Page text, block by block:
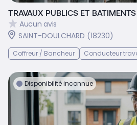
TRAVAUX PUBLICS ET
Aucun avis
SAINT-DOULCHARD (18230)
Coffreur / Bancheur Conducteur
Disponibilité inconnue